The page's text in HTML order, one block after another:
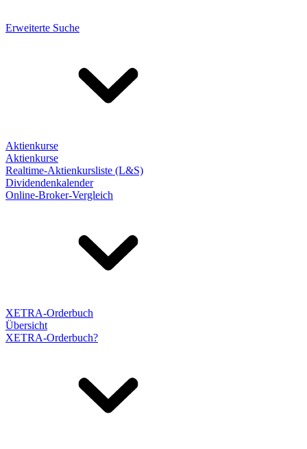
Erweiterte Suche
Aktienkurse
Aktienkurse
Realtime-Aktienkursliste (L&S)
Dividendenkalender
Online-Broker-Vergleich
XETRA-Orderbuch
Übersicht
XETRA-Orderbuch?